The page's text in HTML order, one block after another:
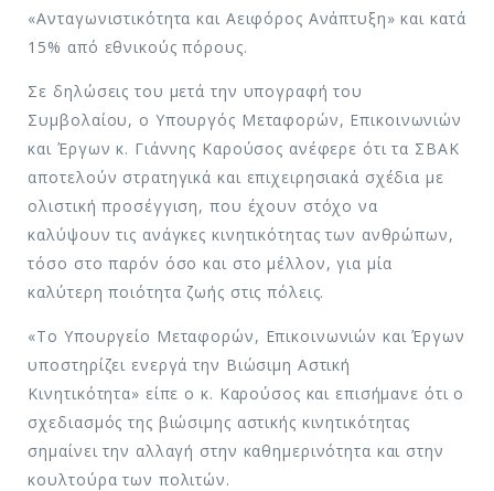
«Ανταγωνιστικότητα και Αειφόρος Ανάπτυξη» και κατά
15% από εθνικούς πόρους.
Σε δηλώσεις του μετά την υπογραφή του
Συμβολαίου, ο Υπουργός Μεταφορών, Επικοινωνιών
και Έργων κ. Γιάννης Καρούσος ανέφερε ότι τα ΣΒΑΚ
αποτελούν στρατηγικά και επιχειρησιακά σχέδια με
ολιστική προσέγγιση, που έχουν στόχο να
καλύψουν τις ανάγκες κινητικότητας των ανθρώπων,
τόσο στο παρόν όσο και στο μέλλον, για μία
καλύτερη ποιότητα ζωής στις πόλεις.
«Το Υπουργείο Μεταφορών, Επικοινωνιών και Έργων
υποστηρίζει ενεργά την Βιώσιμη Αστική
Κινητικότητα» είπε ο κ. Καρούσος και επισήμανε ότι ο
σχεδιασμός της βιώσιμης αστικής κινητικότητας
σημαίνει την αλλαγή στην καθημερινότητα και στην
κουλτούρα των πολιτών.